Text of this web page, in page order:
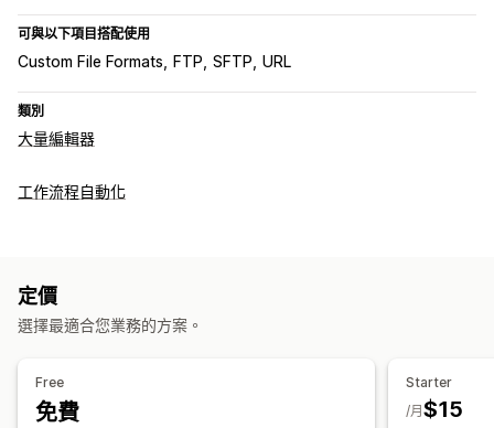
可與以下項目搭配使用
Custom File Formats FTP SFTP URL
類別
大量編輯器
工作流程自動化
定價
選擇最適合您業務的方案。
Free
免費
Starter
$15
/月